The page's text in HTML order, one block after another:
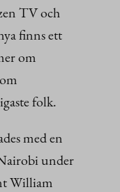
TV och
finns ett
om
folk.
med en
under
William